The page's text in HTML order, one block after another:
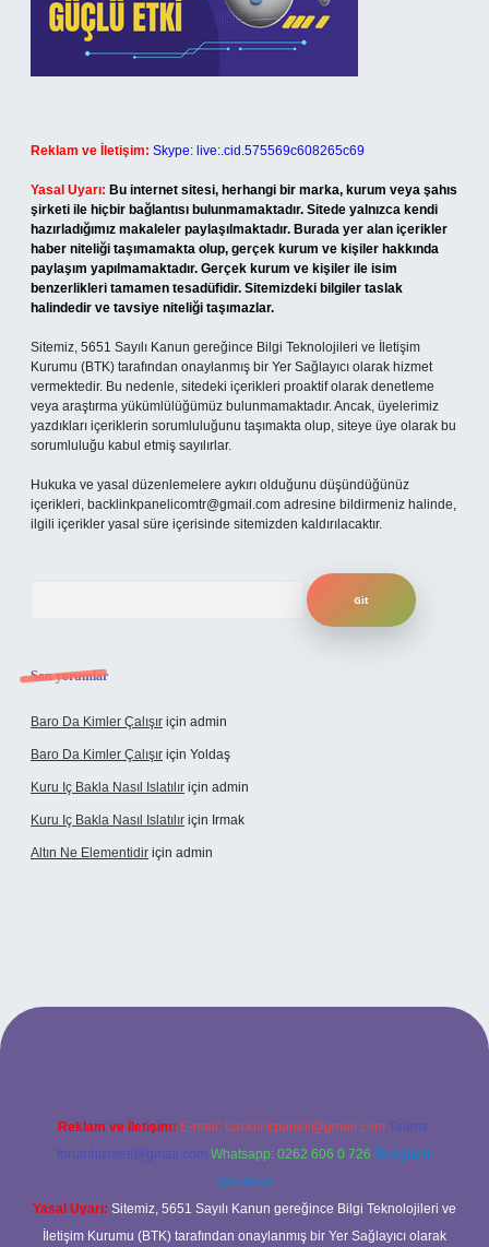
Reklam ve İletişim: Skype: live:.cid.575569c608265c69
Yasal Uyarı: Bu internet sitesi, herhangi bir marka, kurum veya şahıs
şirketi ile hiçbir bağlantısı bulunmamaktadır. Sitede yalnızca kendi
hazırladığımız makaleler paylaşılmaktadır. Burada yer alan içerikler
haber niteliği taşımamakta olup, gerçek kurum ve kişiler hakkında
paylaşım yapılmamaktadır. Gerçek kurum ve kişiler ile isim
benzerlikleri tamamen tesadüfidir. Sitemizdeki bilgiler taslak
halindedir ve tavsiye niteliği taşımazlar.
Sitemiz, 5651 Sayılı Kanun gereğince Bilgi Teknolojileri ve İletişim
Kurumu (BTK) tarafından onaylanmış bir Yer Sağlayıcı olarak hizmet
vermektedir. Bu nedenle, sitedeki içerikleri proaktif olarak denetleme
veya araştırma yükümlülüğümüz bulunmamaktadır. Ancak, üyelerimiz
yazdıkları içeriklerin sorumluluğunu taşımakta olup, siteye üye olarak bu
sorumluluğu kabul etmiş sayılırlar.
Hukuka ve yasal düzenlemelere aykırı olduğunu düşündüğünüz
içerikleri, backlinkpanelicomtr@gmail.com adresine bildirmeniz halinde,
ilgili içerikler yasal süre içerisinde sitemizden kaldırılacaktır.
Son yorumlar
Baro Da Kimler Çalışır için admin
Baro Da Kimler Çalışır için Yoldaş
Kuru Iç Bakla Nasıl Islatılır için admin
Kuru Iç Bakla Nasıl Islatılır için Irmak
Altın Ne Elementidir için admin
Reklam ve İletişim: E-mail: backlinkpaneli@gmail.com Teams:
forumhizmeti@gmail.com Whatsapp: 0262 606 0 726 Telegram:
@karabul
Yasal Uyarı: Sitemiz, 5651 Sayılı Kanun gereğince Bilgi Teknolojileri ve
İletişim Kurumu (BTK) tarafından onaylanmış bir Yer Sağlayıcı olarak